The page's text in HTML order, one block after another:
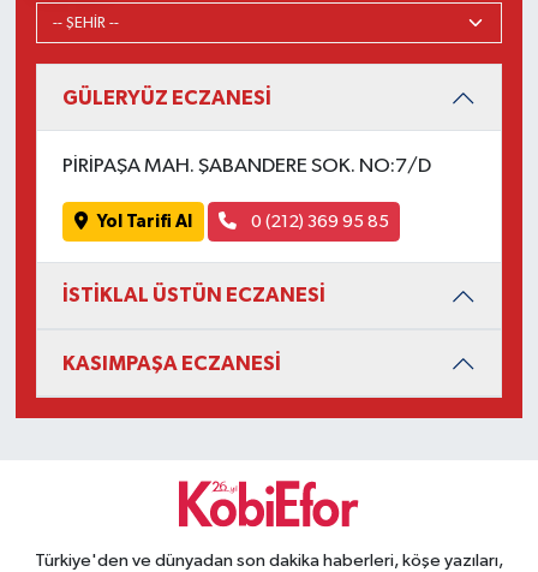
GÜLERYÜZ ECZANESİ
PİRİPAŞA MAH. ŞABANDERE SOK. NO:7/D
Yol Tarifi Al 0 (212) 369 95 85
İSTİKLAL ÜSTÜN ECZANESİ
KASIMPAŞA ECZANESİ
Türkiye'den ve dünyadan son dakika haberleri, köşe yazıları,